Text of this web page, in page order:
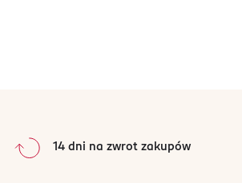
14 dni na zwrot zakupów